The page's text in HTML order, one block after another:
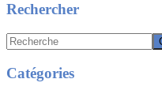
Rechercher
Recherche
Catégories